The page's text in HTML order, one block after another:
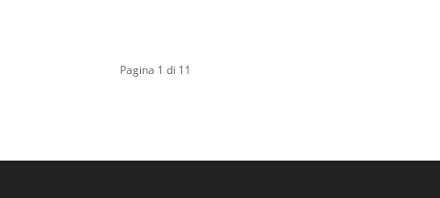
Pagina 1 di 11